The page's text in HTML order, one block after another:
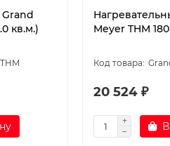
кв.м.)
Meyer THM
20 524 ₽